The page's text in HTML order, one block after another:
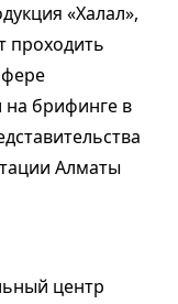
«Халал»,
проходить
на брифинге в
Алматы
центр